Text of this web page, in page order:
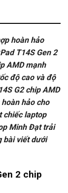
hoàn hảo
T14S Gen 2
AMD mạnh
độ cao và độ
G2 chip AMD
hảo cho
chiếc laptop
Minh Đạt trải
bài viết dưới
2 chip